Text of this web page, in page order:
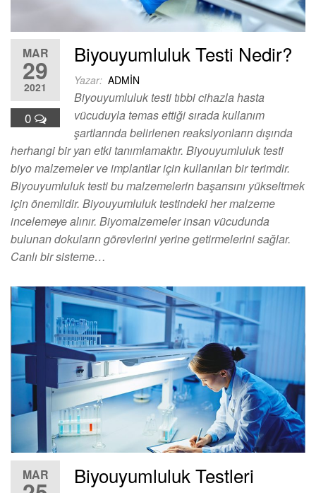
MAR
29
2021
0
Biyouyumluluk Testi Nedir?
Yazar: ADMIN
Biyouyumluluk testi tıbbi cihazla hasta
vücuduyla temas ettiği sırada kullanım
şartlarında belirlenen reaksiyonların dışında
herhangi bir yan etki tanımlamaktır. Biyouyumluluk testi
biyo malzemeler ve implantlar için kullanılan bir terimdir.
Biyouyumluluk testi bu malzemelerin başarısını yükseltmek
için önemlidir. Biyouyumluluk testindeki her malzeme
incelemeye alınır. Biyomalzemeler insan vücudunda
bulunan dokuların görevlerini yerine getirmelerini sağlar.
Canlı bir sisteme…
MAR Biyouyumluluk Testleri